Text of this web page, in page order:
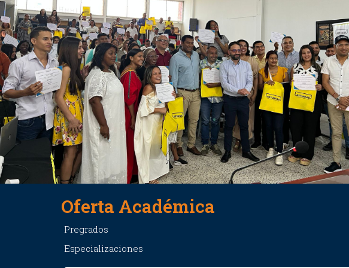
Oferta Académica
Pregrados
Especializaciones